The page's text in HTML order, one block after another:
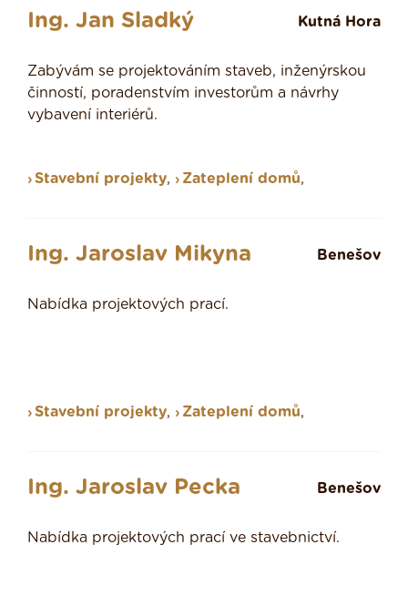
Ing. Jan Sladký Kutná Hora
Zabývám se projektováním staveb, inženýrskou
činností, poradenstvím investorům a návrhy
vybavení interiérů.
Stavební projekty, Zateplení domů,
Ing. Jaroslav Mikyna Benešov
Nabídka projektových prací.
Stavební projekty, Zateplení domů,
Ing. Jaroslav Pecka Benešov
Nabídka projektových prací ve stavebnictví.